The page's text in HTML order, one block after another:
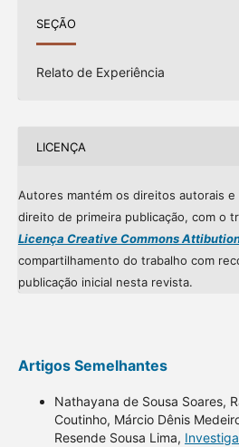
SEÇÃO
Relato de Experiência
LICENÇA
Autores mantém os direitos autorais e
direito de primeira publicação, com o
Licença Creative Commons
compartilhamento do trabalho com
publicação inicial nesta revista.
Artigos Semelhantes
Nathayana de Sousa Soares,
Coutinho, Márcio Dênis
Resende Sousa Lima,